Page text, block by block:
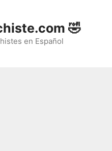
🤣
en Español